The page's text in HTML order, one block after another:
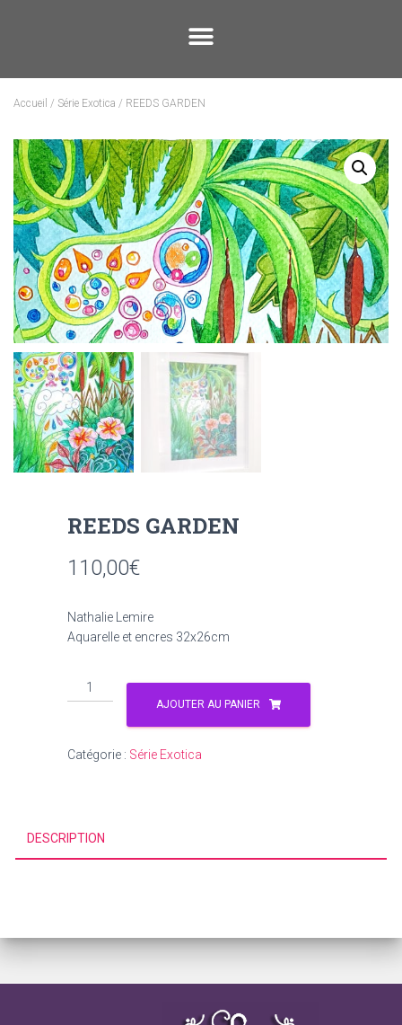
Accueil / Série Exotica / REEDS GARDEN
REEDS GARDEN
110,00€
Nathalie Lemire
Aquarelle et encres 32x26cm
AJOUTER AU PANIER
Catégorie : Série Exotica
DESCRIPTION